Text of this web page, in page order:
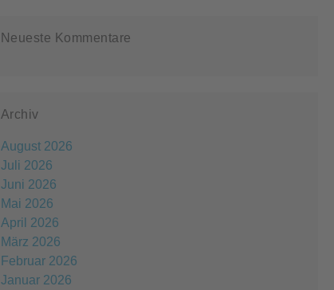
Neueste Kommentare
Archiv
August 2026
Juli 2026
Juni 2026
Mai 2026
April 2026
März 2026
Februar 2026
Januar 2026